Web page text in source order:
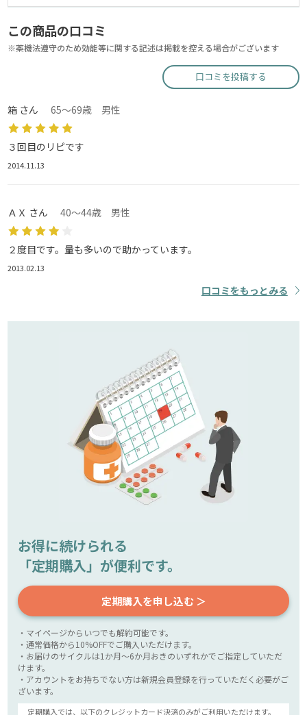
この商品の口コミ
※薬機法遵守のため効能等に関する記述は掲載を控える場合がございます
口コミを投稿する
箱 さん 65～69歳 男性
３回目のリピです
2014.11.13
ＡＸ さん 40～44歳 男性
２度目です。量も多いので助かっています。
2013.02.13
口コミをもっとみる
お得に続けられる
「定期購入」が便利です。
定期購入を申し込む ＞
・マイページからいつでも解約可能です。
・通常価格から10%OFFでご購入いただけます。
・お届けのサイクルは1か月～6か月おきのいずれかでご指定していただ
けます。
・アカウントをお持ちでない方は新規会員登録を行っていただく必要がご
ざいます。
定期購入では、以下のクレジットカード決済のみがご利用いただけます。